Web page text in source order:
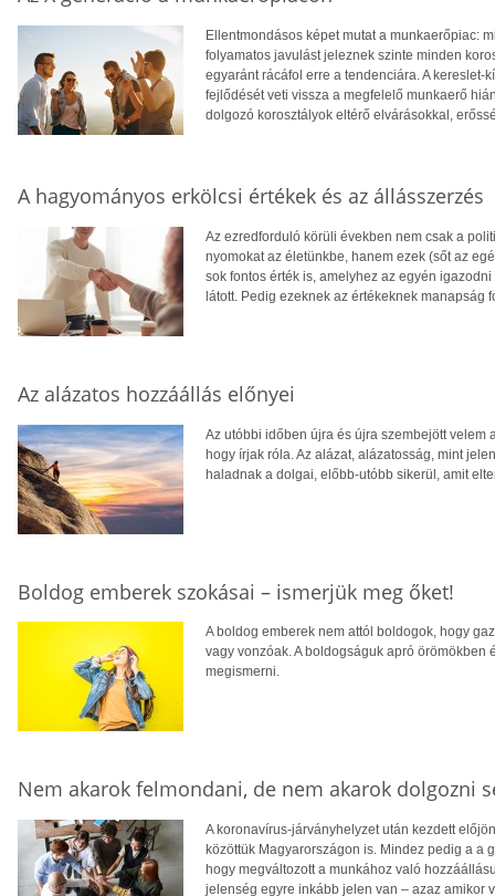
Ellentmondásos képet mutat a munkaerőpiac:
folyamatos javulást jeleznek szinte minden
egyaránt rácáfol erre a tendenciára. A
fejlődését veti vissza a megfelelő munkaerő
dolgozó korosztályok eltérő elvárásokkal,
A hagyományos erkölcsi értékek és az állásszerzés
Az ezredforduló körüli években nem csak a
nyomokat az életünkbe, hanem ezek (sőt az
sok fontos érték is, amelyhez az egyén
látott. Pedig ezeknek az értékeknek manapság
Az alázatos hozzáállás előnyei
Az utóbbi időben újra és újra szembejött velem
hogy írjak róla. Az alázat, alázatosság, mint
haladnak a dolgai, előbb-utóbb sikerül, amit
Boldog emberek szokásai – ismerjük meg őket!
A boldog emberek nem attól boldogok, hogy
vagy vonzóak. A boldogságuk apró
megismerni.
Nem akarok felmondani, de nem akarok dolgozni
A koronavírus-járványhelyzet után kezdett
közöttük Magyarországon is. Mindez pedig a a
hogy megváltozott a munkához való
jelenség egyre inkább jelen van – azaz amikor